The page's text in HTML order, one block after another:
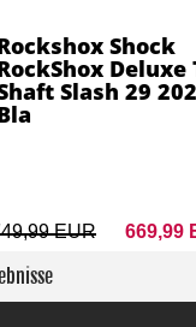
EUR 669,99
Shock
Deluxe
Slash 29